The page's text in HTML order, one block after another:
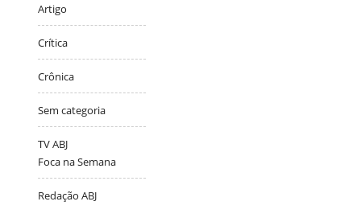
Artigo
Crítica
Crônica
Sem categoria
TV ABJ
Foca na Semana
Redação ABJ